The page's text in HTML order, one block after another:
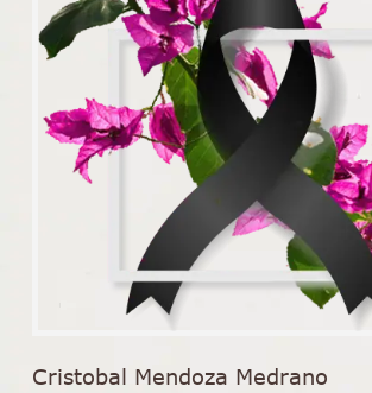
Cristobal Mendoza Medrano